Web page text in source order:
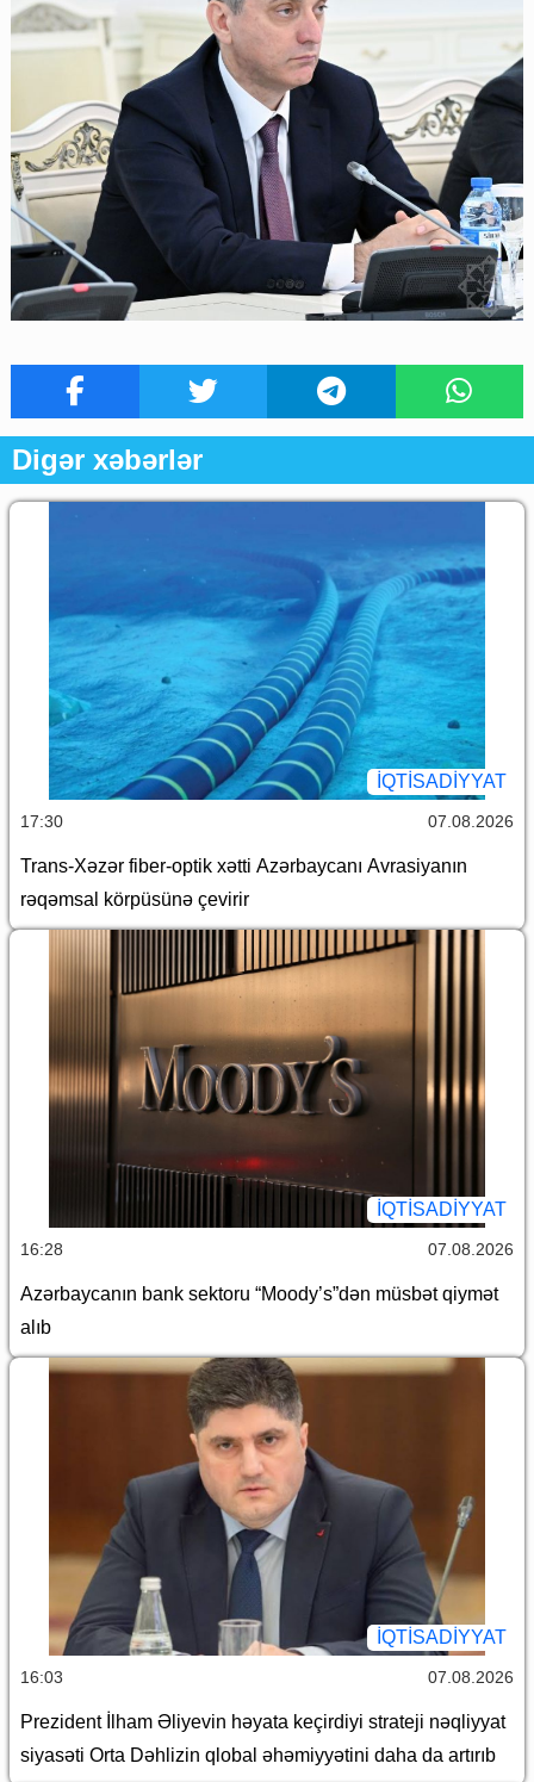
Digər xəbərlər
İQTİSADİYYAT
17:30 07.08.2026
Trans-Xəzər fiber-optik xətti Azərbaycanı Avrasiyanın
rəqəmsal körpüsünə çevirir
İQTİSADİYYAT
16:28 07.08.2026
Azərbaycanın bank sektoru “Moody’s”dən müsbət qiymət
alıb
İQTİSADİYYAT
16:03 07.08.2026
Prezident İlham Əliyevin həyata keçirdiyi strateji nəqliyyat
siyasəti Orta Dəhlizin qlobal əhəmiyyətini daha da artırıb